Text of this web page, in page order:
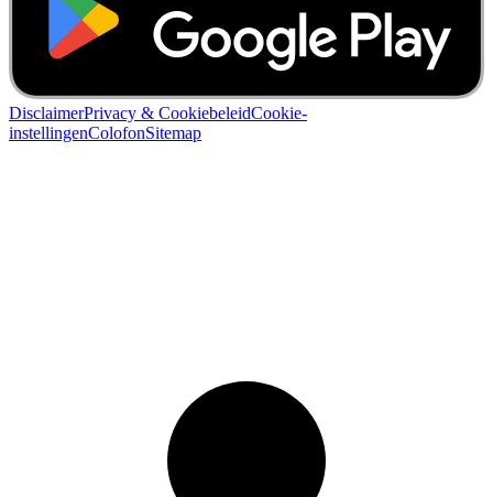
DisclaimerPrivacy & CookiebeleidCookie-
instellingenColofonSitemap